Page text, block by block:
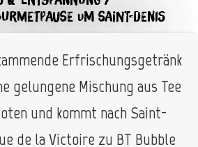
UM SAINT-DENIS
Erfrischungsgetränk
gelungene Mischung aus Tee
und kommt nach Saint-
de la Victoire zu BT Bubble